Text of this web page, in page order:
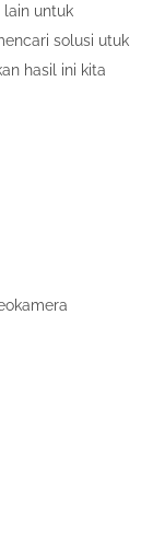
untuk
solusi utuk
hasil ini kita